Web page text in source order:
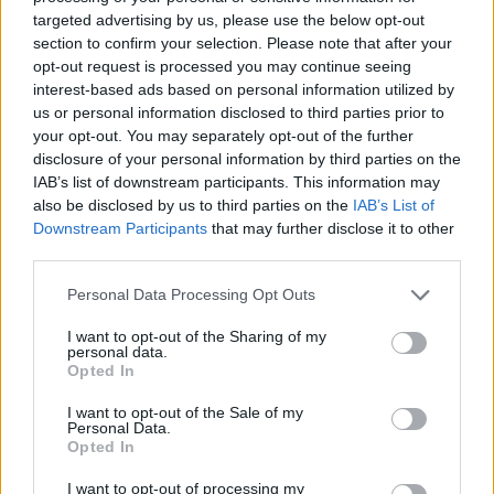
targeted advertising by us, please use the below opt-out
section to confirm your selection. Please note that after your
opt-out request is processed you may continue seeing
interest-based ads based on personal information utilized by
us or personal information disclosed to third parties prior to
your opt-out. You may separately opt-out of the further
disclosure of your personal information by third parties on the
IAB’s list of downstream participants. This information may
also be disclosed by us to third parties on the IAB’s List of
Downstream Participants that may further disclose it to other
Personal Data Processing Opt Outs
I want to opt-out of the Sharing of my
personal data.
Opted In
I want to opt-out of the Sale of my
Personal Data.
Opted In
I want to opt-out of processing my
δικογραφία στη Βουλή για να εκβιάσει πολιτικά
την ανανέωσή της και ο κ. Βενιζέλος είπε ότι,
επειδή της επιτεθήκανε, πρέπει πολιτικά ο Άρειος
Πάγος να ανανεώσει, άρα το ίδιο. Η κ. Θάνου
γράφει άρθρο και είπε ότι το ανώτατο δικαστικό
συμβούλιο έχει την αρμοδιότητα να ανανεώσει
την κ. Παπανδρέου και τώρα λόγω των επιθέσεων
πρέπει να ανανεώσουνε. Άρα, όταν είπε ο
Γεωργιάδης ότι εκβιάζει πολιτικά την ανανέωση η
κ. Παπανδρέου, ποιος είχε δίκιο; Όταν λέει ο
Σακελλαροπούλου αυτό που λέω εγώ, τότε εγώ
κάνω επίθεση στη Δικαιοσύνη.
Η κ. Κοβέσι έχει κάνει κατάχρηση εξουσίας, δεν
έχει αρμοδιότητα να ανανεώσει τις θητείες. Η κ.